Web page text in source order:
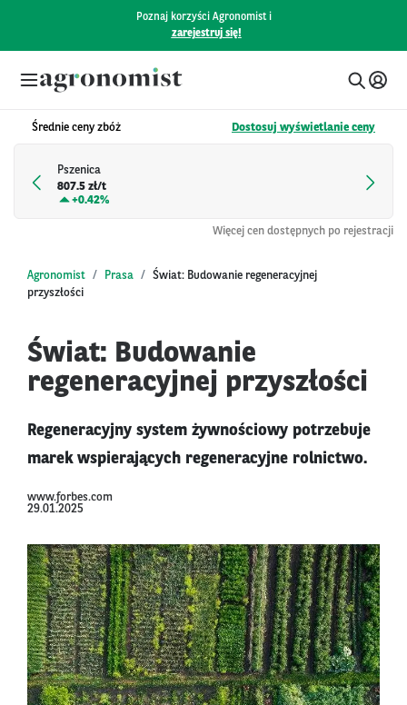
Poznaj korzyści Agronomist i
zarejestruj się!
Średnie ceny zbóż Dostosuj wyświetlanie ceny
Pszenica
807.5 zł/t
+0.42%
Więcej cen dostępnych po rejestracji
Agronomist Prasa
Świat: Budowanie regeneracyjnej
przyszłości
Świat: Budowanie
regeneracyjnej przyszłości
Regeneracyjny system żywnościowy potrzebuje
marek wspierających regeneracyjne rolnictwo.
www.forbes.com
29.01.2025